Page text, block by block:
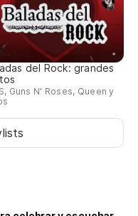
del Rock: grandes
Guns N' Roses, Queen y